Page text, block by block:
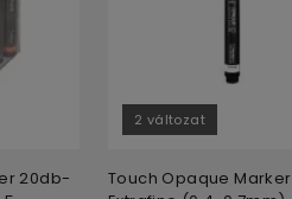
20db-
2 változat
Touch Opaque Marker